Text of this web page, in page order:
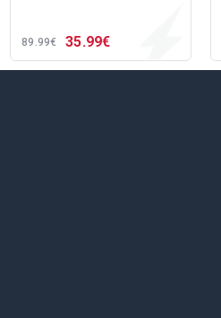
89 99€ 35 99€